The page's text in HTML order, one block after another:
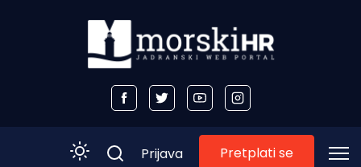
Prijava Pretplati se